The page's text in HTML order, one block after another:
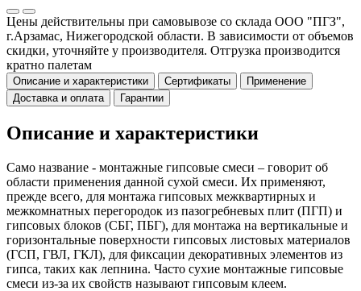
Цены действительны при самовывозе со склада ООО "ПГЗ",
г.Арзамас, Нижегородской области. В зависимости от объемов
скидки, уточняйте у производителя. Отгрузка производится
кратно палетам
Описание и характеристики Сертификаты
Применение
Доставка и оплата
Гарантии
Описание и характеристики
Само название - монтажные гипсовые смеси – говорит об
области применения данной сухой смеси. Их применяют,
прежде всего, для монтажа гипсовых межквартирных и
межкомнатных перегородок из пазогребневых плит (ПГП) и
гипсовых блоков (СБГ, ПБГ), для монтажа на вертикальные и
горизонтальные поверхности гипсовых листовых материалов
(ГСП, ГВЛ, ГКЛ), для фиксации декоративных элементов из
гипса, таких как лепнина. Часто сухие монтажные гипсовые
смеси из-за их свойств называют гипсовым клеем.